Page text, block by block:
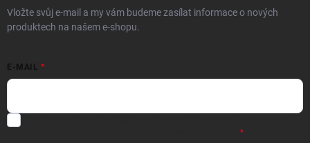
Vložte svůj e-mail a my vám budeme zasílat informace o nových
produktech na našem e-shopu.
E-MAIL